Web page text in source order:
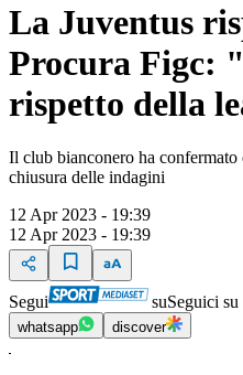
La Juventus
Procura Figc:
rispetto della
Il club bianconero ha
chiusura delle indagini
12 Apr 2023 - 19:39
12 Apr 2023 - 19:39
Segui suSeguici su
whatsapp discover